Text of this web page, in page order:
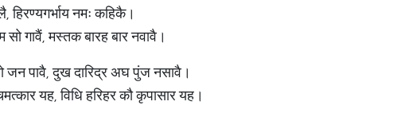
हिरण्यगर्भाय नमः कहिकै।
सो गावैं, मस्तक बारह बार नवावै।
जन पावै, दुख दारिद्र अघ पुंज नसावै।
यह, विधि हरिहर कौ कृपासार यह।